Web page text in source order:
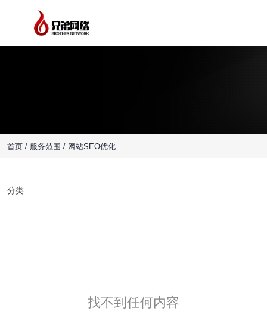
首页 / 服务范围 / 网站SEO优化
分类
找不到任何内容